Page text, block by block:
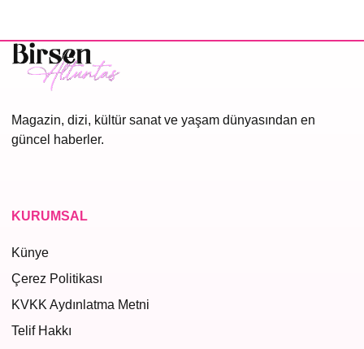
Magazin, dizi, kültür sanat ve yaşam dünyasından en
güncel haberler.
KURUMSAL
Künye
Çerez Politikası
KVKK Aydınlatma Metni
Telif Hakkı